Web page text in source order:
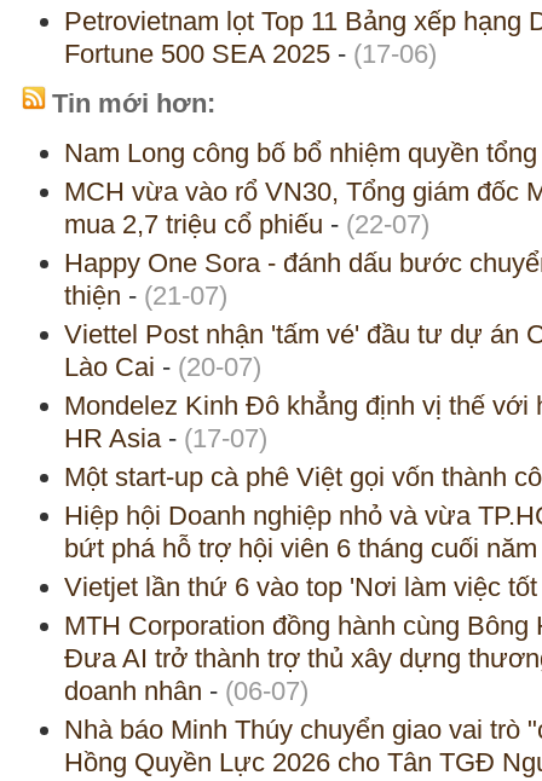
Petrovietnam lọt Top 11 Bảng xếp hạng
Fortune 500 SEA 2025 - (17-06)
Tin mới hơn:
Nam Long công bố bổ nhiệm quyền
MCH vừa vào rổ VN30, Tổng giám đốc
mua 2,7 triệu cổ phiếu - (22-07)
Happy One Sora - đánh dấu bước
thiện - (21-07)
Viettel Post nhận 'tấm vé' đầu tư dự án
Lào Cai - (20-07)
Mondelez Kinh Đô khẳng định vị thế
HR Asia- (17-07)
Một start-up cà phê Việt gọi vốn thành
Hiệp hội Doanh nghiệp nhỏ và vừa
bứt phá hỗ trợ hội viên 6 tháng cuối năm
Vietjet lần thứ 6 vào top 'Nơi làm việc
MTH Corporation đồng hành cùng
Đưa AI trở thành trợ thủ xây dựng
doanh nhân - (06-07)
Nhà báo Minh Thúy chuyển giao vai trò
Hồng Quyền Lực 2026 cho Tân TGĐ